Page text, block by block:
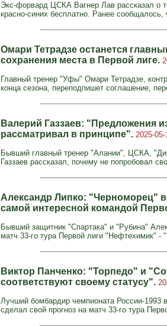
Экс-форвард ЦСКА Вагнер Лав рассказал о
красно-синих бесплатно. Ранее
Омари Тетрадзе останется
сохранения места в Первой лиге.
Главный тренер "Уфы" Омари Тетрадзе,
конца сезона, переподпишет соглашение,
Валерий Газзаев: "Предложения
рассматривал в принципе". 2025-
Бывший главный тренер "Алании", ЦСКА,
Газзаев рассказал, почему не попробовал
Александр Липко: "Черноморец"
самой интересной командой
Бывший защитник "Спартака" и "Рубина"
матч 33-го тура Первой лиги "Нефтехимик" -
Виктор Панченко: "Торпедо" и
соответствуют своему статусу".
Лучший бомбардир чемпионата России-1993
сделал свой прогноз на матч 33-го тура